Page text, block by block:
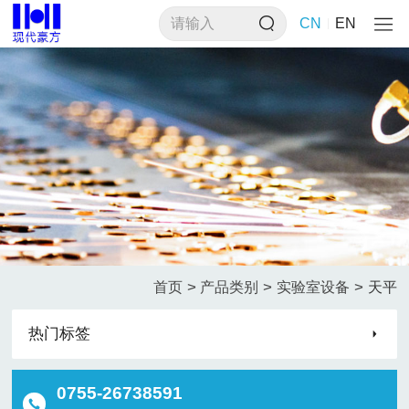
CN EN
首页 > 产品类别 > 实验室设备 > 天平
热门标签
0755-26738591